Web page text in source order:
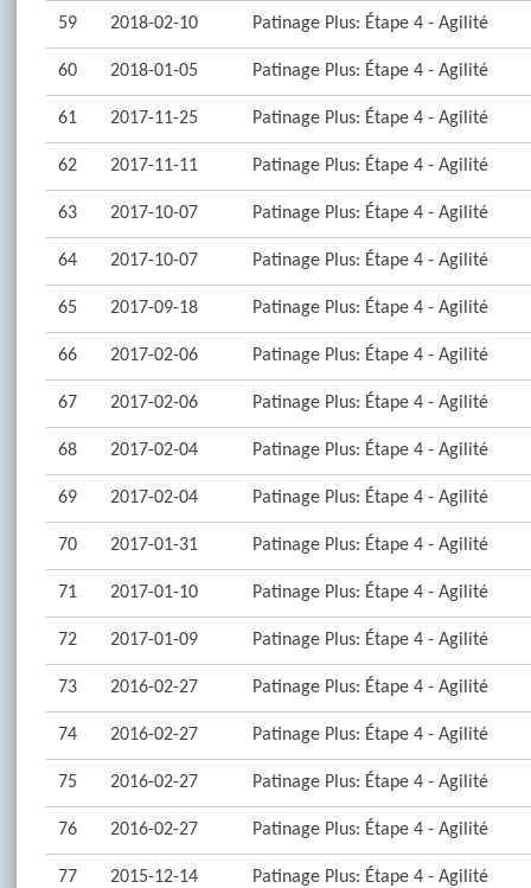
59 2018-02-10 Patinage Plus: Étape 4 - Agilité
60 2018-01-05 Patinage Plus: Étape 4 - Agilité
61 2017-11-25 Patinage Plus: Étape 4 - Agilité
62 2017-11-11 Patinage Plus: Étape 4 - Agilité
63 2017-10-07 Patinage Plus: Étape 4 - Agilité
64 2017-10-07 Patinage Plus: Étape 4 - Agilité
65 2017-09-18 Patinage Plus: Étape 4 - Agilité
66 2017-02-06 Patinage Plus: Étape 4 - Agilité
67 2017-02-06 Patinage Plus: Étape 4 - Agilité
68 2017-02-04 Patinage Plus: Étape 4 - Agilité
69 2017-02-04 Patinage Plus: Étape 4 - Agilité
70 2017-01-31 Patinage Plus: Étape 4 - Agilité
71 2017-01-10 Patinage Plus: Étape 4 - Agilité
72 2017-01-09 Patinage Plus: Étape 4 - Agilité
73 2016-02-27 Patinage Plus: Étape 4 - Agilité
74 2016-02-27 Patinage Plus: Étape 4 - Agilité
75 2016-02-27 Patinage Plus: Étape 4 - Agilité
76 2016-02-27 Patinage Plus: Étape 4 - Agilité
77 2015-12-14 Patinage Plus: Étape 4 - Agilité